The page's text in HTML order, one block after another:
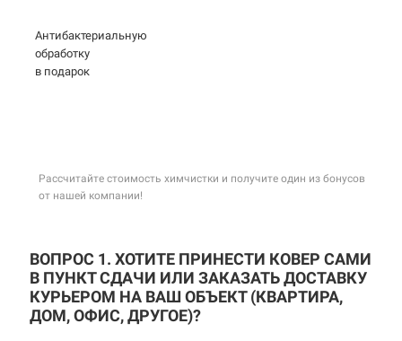
Антибактериальную
обработку
в подарок
Рассчитайте стоимость химчистки и получите один из бонусов
от нашей компании!
ВОПРОС 1. ХОТИТЕ ПРИНЕСТИ КОВЕР САМИ
В ПУНКТ СДАЧИ ИЛИ ЗАКАЗАТЬ ДОСТАВКУ
КУРЬЕРОМ НА ВАШ ОБЪЕКТ (КВАРТИРА,
ДОМ, ОФИС, ДРУГОЕ)?